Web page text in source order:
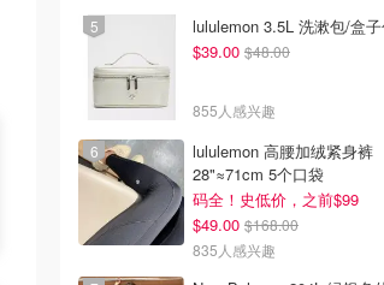
lululemon 3.5L 洗漱包/盒
$39.00 $48.00
855人感兴趣
lululemon 高腰加绒紧身裤
28"≈71cm 5个口袋
码全！史低价，之前$99
$49.00 $168.00
835人感兴趣